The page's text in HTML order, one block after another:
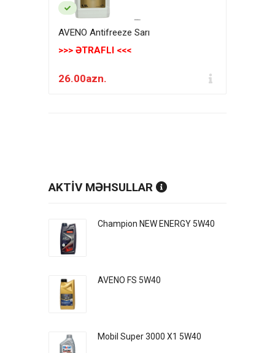
AVENO Antifreeze Sarı
>>> ƏTRAFLI <<<
26.00azn.
AKTİV MƏHSULLAR
Champion NEW ENERGY 5W40
AVENO FS 5W40
Mobil Super 3000 X1 5W40